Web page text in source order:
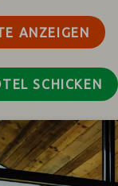
ANZEIGEN
SCHICKEN